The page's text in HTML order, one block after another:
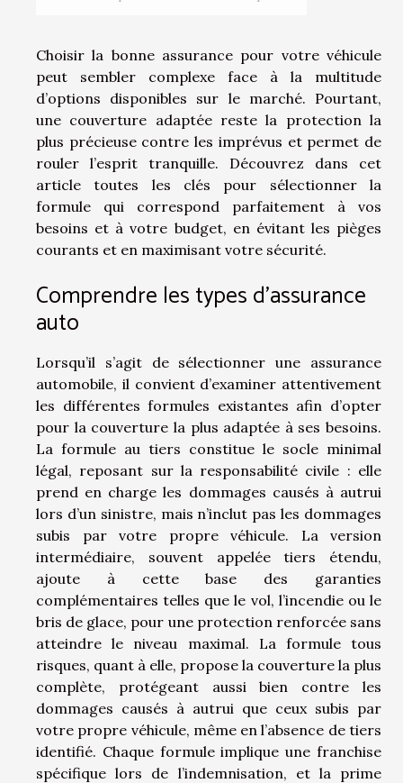
Choisir la bonne assurance pour votre véhicule
peut sembler complexe face à la multitude
d’options disponibles sur le marché. Pourtant,
une couverture adaptée reste la protection la
plus précieuse contre les imprévus et permet de
rouler l’esprit tranquille. Découvrez dans cet
article toutes les clés pour sélectionner la
formule qui correspond parfaitement à vos
besoins et à votre budget, en évitant les pièges
courants et en maximisant votre sécurité.
Comprendre les types d’assurance
auto
Lorsqu’il s’agit de sélectionner une assurance
automobile, il convient d’examiner attentivement
les différentes formules existantes afin d’opter
pour la couverture la plus adaptée à ses besoins.
La formule au tiers constitue le socle minimal
légal, reposant sur la responsabilité civile : elle
prend en charge les dommages causés à autrui
lors d’un sinistre, mais n’inclut pas les dommages
subis par votre propre véhicule. La version
intermédiaire, souvent appelée tiers étendu,
ajoute à cette base des garanties
complémentaires telles que le vol, l’incendie ou le
bris de glace, pour une protection renforcée sans
atteindre le niveau maximal. La formule tous
risques, quant à elle, propose la couverture la plus
complète, protégeant aussi bien contre les
dommages causés à autrui que ceux subis par
votre propre véhicule, même en l’absence de tiers
identifié. Chaque formule implique une franchise
spécifique lors de l’indemnisation, et la prime